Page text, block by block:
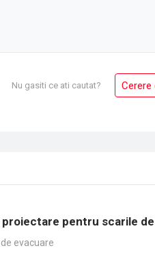
Nu gasiti ce ati cautat?
pentru scarile de
evacuare